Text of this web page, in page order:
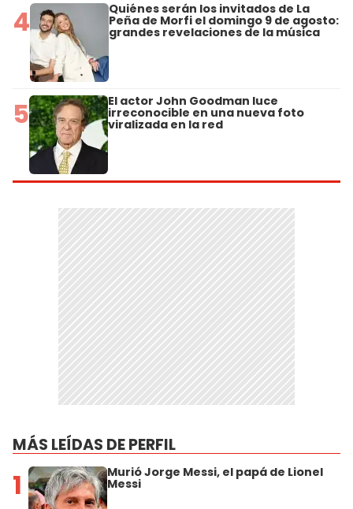
4 Quiénes serán los invitados de La
Peña de Morfi el domingo 9 de agosto:
grandes revelaciones de la música
5 El actor John Goodman luce
irreconocible en una nueva foto
viralizada en la red
MÁS LEÍDAS DE PERFIL
1 Murió Jorge Messi, el papá de Lionel
Messi